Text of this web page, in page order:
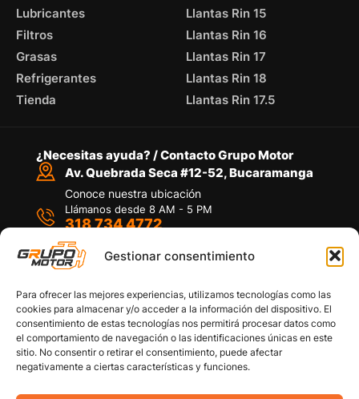
Gestionar consentimiento
Para ofrecer las mejores experiencias, utilizamos tecnologías como las
cookies para almacenar y/o acceder a la información del dispositivo. El
consentimiento de estas tecnologías nos permitirá procesar datos como
el comportamiento de navegación o las identificaciones únicas en este
sitio. No consentir o retirar el consentimiento, puede afectar
negativamente a ciertas características y funciones.
Lubricantes
Filtros
Grasas
Refrigerantes
Tienda
Llantas Rin 15
Llantas Rin 16
Llantas Rin 17
Llantas Rin 18
Llantas Rin 17.5
¿Necesitas ayuda? / Contacto Grupo Motor
Av. Quebrada Seca #12-52, Bucaramanga
Conoce nuestra ubicación
Llámanos desde 8 AM - 5 PM
318 734 4772
Por medio de WhatsApp
Políticas de privacidad
Política de devoluciones y/o reembolsos